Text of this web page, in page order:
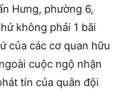
Hưng, phường 6,
không phải 1 bãi
của các cơ quan hữu
cuộc ngộ nhận
tín của quân đội